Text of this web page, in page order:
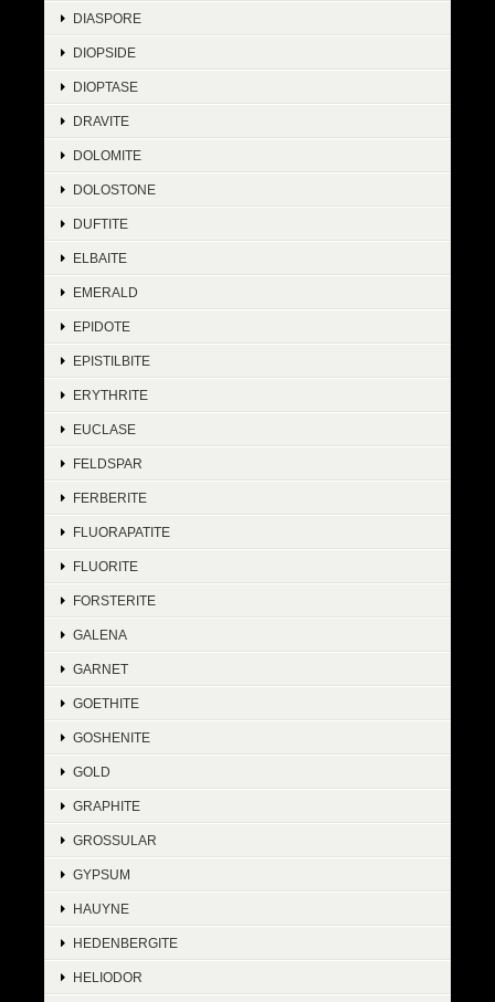
DIASPORE
DIOPSIDE
DIOPTASE
DRAVITE
DOLOMITE
DOLOSTONE
DUFTITE
ELBAITE
EMERALD
EPIDOTE
EPISTILBITE
ERYTHRITE
EUCLASE
FELDSPAR
FERBERITE
FLUORAPATITE
FLUORITE
FORSTERITE
GALENA
GARNET
GOETHITE
GOSHENITE
GOLD
GRAPHITE
GROSSULAR
GYPSUM
HAUYNE
HEDENBERGITE
HELIODOR